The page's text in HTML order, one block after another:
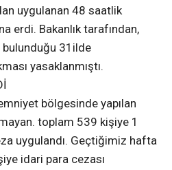
uygulanan 48 saatlik
erdi. Bakanlık tarafından,
bulunduğu 31ilde
yasaklanmıştı.
bölgesinde yapılan
toplam 539 kişiye 1
uygulandı. Geçtiğimiz hafta
idari para cezası